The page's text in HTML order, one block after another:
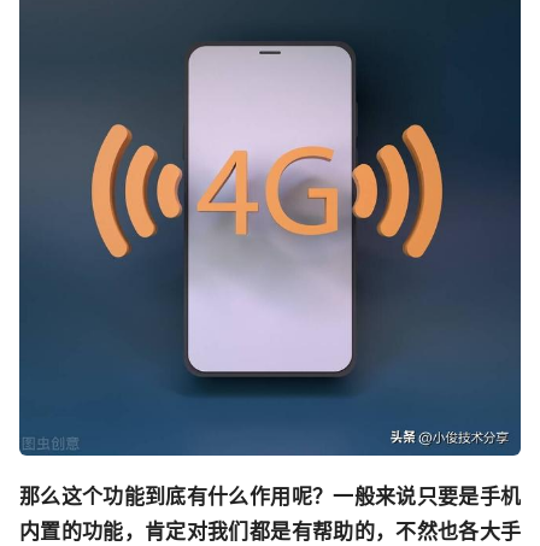
那么这个功能到底有什么作用呢？一般来说只要是手机
内置的功能，肯定对我们都是有帮助的，不然也各大手